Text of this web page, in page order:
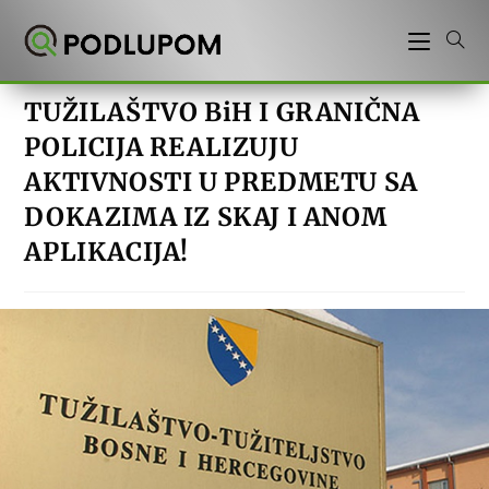
TUŽILAŠTVO BiH I GRANIČNA
POLICIJA REALIZUJU
AKTIVNOSTI U PREDMETU SA
DOKAZIMA IZ SKAJ I ANOM
APLIKACIJA!